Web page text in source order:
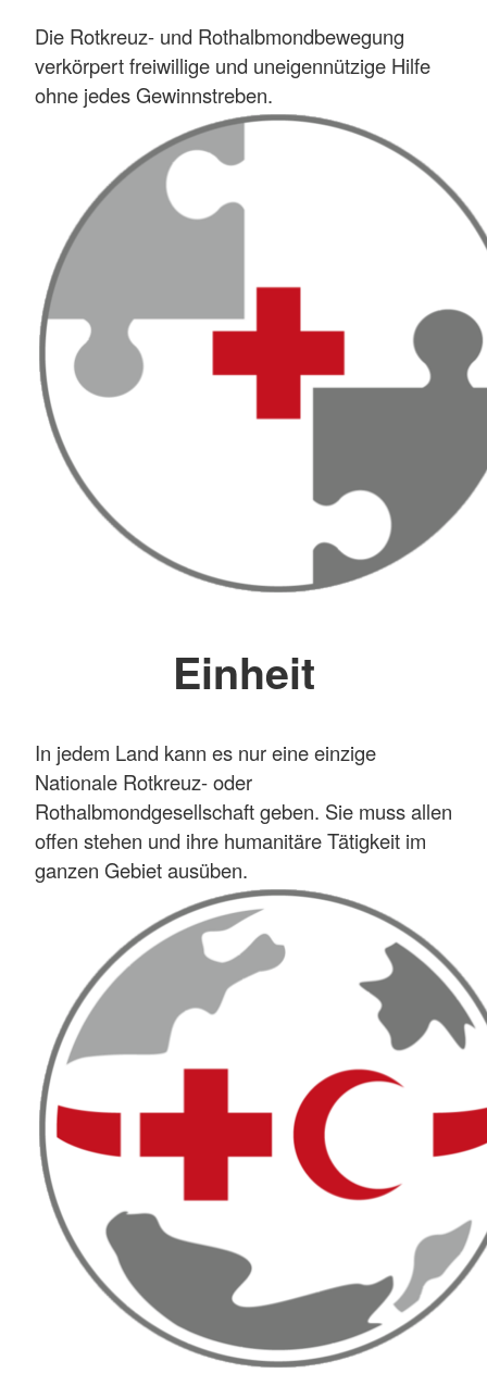
Die Rotkreuz- und Rothalbmondbewegung
verkörpert freiwillige und uneigennützige Hilfe
ohne jedes Gewinnstreben.
Einheit
In jedem Land kann es nur eine einzige
Nationale Rotkreuz- oder
Rothalbmondgesellschaft geben. Sie muss allen
offen stehen und ihre humanitäre Tätigkeit im
ganzen Gebiet ausüben.